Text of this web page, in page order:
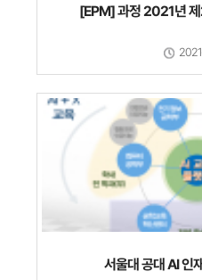
[EPM] 과정 2021년
서울대 공대 AI 인